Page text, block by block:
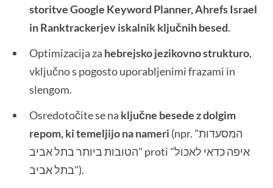
storitve Google Keyword Planner, Ahrefs Israel
in Ranktrackerjev iskalnik ključnih besed.
Optimizacija za hebrejsko jezikovno strukturo,
vključno s pogosto uporabljenimi frazami in
slengom.
Osredotočite se na ključne besede z dolgim
repom, ki temeljijo na nameri (npr. "המסעדות
הטובות ביותר בתל אביב" proti "איפה כדאי לאכול
בתל אביב").